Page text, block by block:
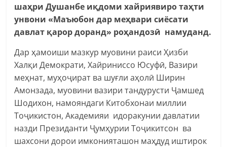
шаҳри Душанбе иқдоми хайриявиро таҳти
унвони «Маъюбон дар меҳвари сиёсати
давлат қарор доранд» роҳандозӣ намуданд.
Дар ҳамоиши мазкур муовини раиси Ҳизби
Халқи Демократи, Хайриниссо Юсуфӣ, Вазири
меҳнат, муҳоҷират ва шуғли аҳолӣ Ширин
Амонзада, муовини вазири тандурусти Ҷамшед
Шодихон, намояндаги Китобхонаи миллии
Тоҷикистон, Академияи идоракунии давлатии
назди Президанти Ҷумҳурии Тоҷикитсон ва
шахсони дорои имконияташон маҳдуд иштирок